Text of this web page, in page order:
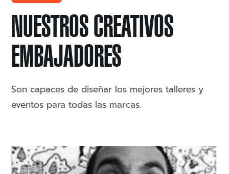
NUESTROS CREATIVOS
EMBAJADORES
Son capaces de diseñar los mejores talleres y
eventos para todas las marcas.